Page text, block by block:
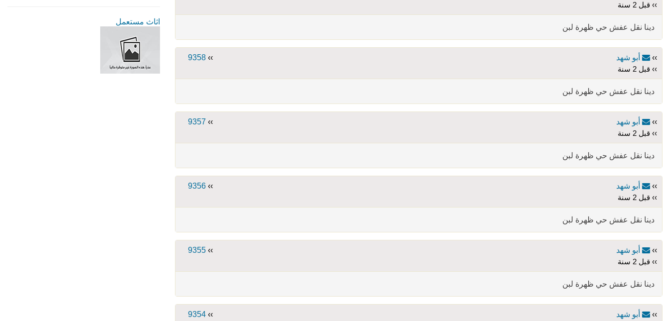
›› قبل 2 سنة
دينا نقل عفش حي ظهرة لبن
›› أبو شهد ››
9358
›› قبل 2 سنة
دينا نقل عفش حي ظهرة لبن
›› أبو شهد ››
9357
›› قبل 2 سنة
دينا نقل عفش حي ظهرة لبن
›› أبو شهد ››
9356
›› قبل 2 سنة
دينا نقل عفش حي ظهرة لبن
›› أبو شهد ››
9355
›› قبل 2 سنة
دينا نقل عفش حي ظهرة لبن
›› أبو شهد ››
9354
اثاث مستعمل